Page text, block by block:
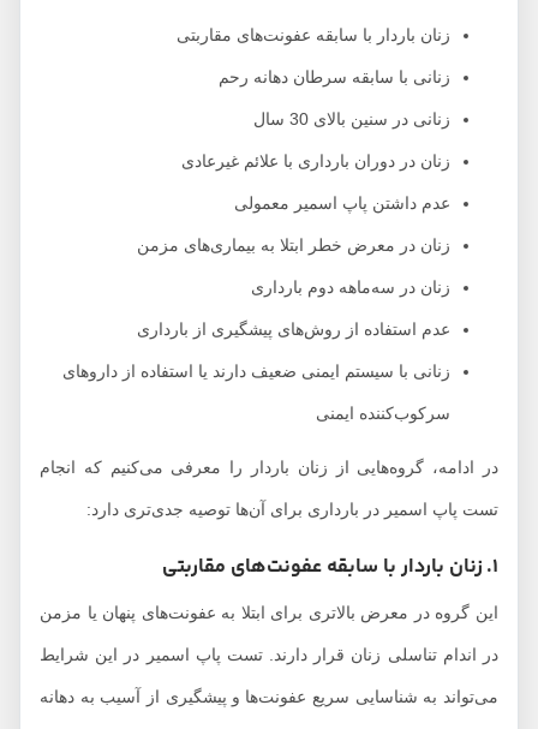
زنان باردار با سابقه عفونت‌های مقاربتی
زنانی با سابقه سرطان دهانه رحم
زنانی در سنین بالای 30 سال
زنان در دوران بارداری با علائم غیرعادی
عدم داشتن پاپ اسمیر معمولی
زنان در معرض خطر ابتلا به بیماری‌های مزمن
زنان در سه‌ماهه دوم بارداری
عدم استفاده از روش‌های پیشگیری از بارداری
زنانی با سیستم ایمنی ضعیف دارند یا استفاده از داروهای
سرکوب‌کننده ایمنی
در ادامه، گروه‌هایی از زنان باردار را معرفی می‌کنیم که انجام
تست پاپ اسمیر در بارداری برای آن‌ها توصیه جدی‌تری دارد:
این گروه در معرض بالاتری برای ابتلا به عفونت‌های پنهان یا مزمن
در اندام تناسلی زنان قرار دارند. تست پاپ اسمیر در این شرایط
می‌تواند به شناسایی سریع عفونت‌ها و پیشگیری از آسیب به دهانه